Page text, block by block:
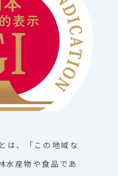
は、「この地域な
水産物や食品であ